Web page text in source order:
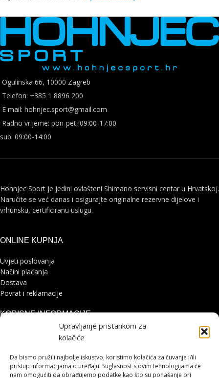
Upravljanje pristankom za
kolačiće
Da bismo pružili najbolje iskustvo, koristimo kolačića za čuvanje i/ili
pristup informacijama o uređaju. Suglasnost s ovim tehnologijama će
nam omogućiti da obrađujemo podatke kao što su ponašanje pri
Ogulinska 66, 10000 Zagreb
Telefon: +385 1 8896 200
E mail: hohnjec.sport@gmail.com
Radno vrijeme: pon-pet: 09:00-17:00
sub: 09:00-14:00
Hohnjec Sport je jedini ovlašteni Shimano servisni centar u Hrvatskoj.
Naručite se već danas i osigurajte originalne rezervne dijelove i
vrhunsku, certificiranu uslugu.
ONLINE KUPNJA
Uvjeti poslovanja
Načini plaćanja
Dostava
Povrat i reklamacije
KORISNE INFORMACIJE
Zaštita osobnih podataka
Pohvale i prigovori
Platforma za online rješavanje sporova